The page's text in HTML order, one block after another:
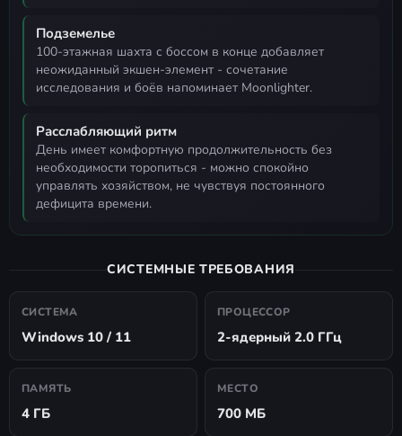
Подземелье
100-этажная шахта с боссом в конце добавляет
неожиданный экшен-элемент - сочетание
исследования и боёв напоминает Moonlighter.
Расслабляющий ритм
день имеет комфортную продолжительность без
необходимости торопиться - можно спокойно
управлять хозяйством, не чувствуя постоянного
дефицита времени.
СИСТЕМНЫЕ ТРЕБОВАНИЯ
СИСТЕМА
Windows 10 / 11
ПРОЦЕССОР
2-ядерный 2.0 ГГц
ПАМЯТЬ
4 ГБ
МЕСТО
700 МБ